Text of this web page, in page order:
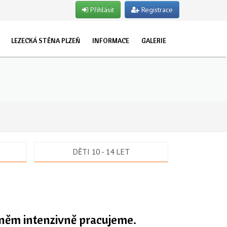
Přihlásit Registrace
LEZECKÁ STĚNA PLZEŇ INFORMACE GALERIE
DĚTI 10 - 14 LET
intenzivně pracujeme.